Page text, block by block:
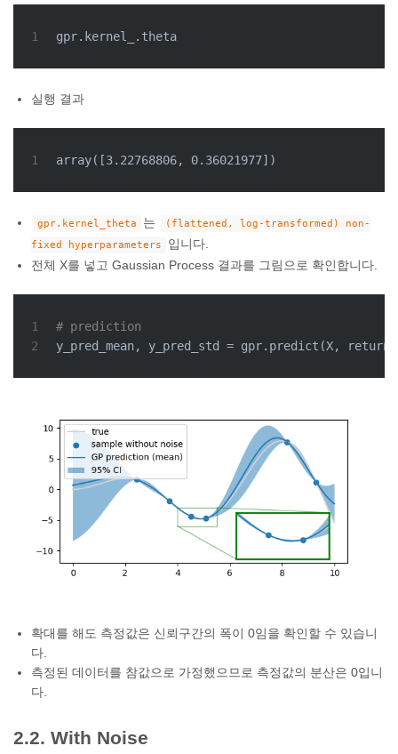
1 gpr.kernel_.theta
실행 결과
1 array([3.22768806, 0.36021977])
gpr.kernel_theta 는
(flattened, log-transformed) non-
fixed hyperparameters
입니다.
전체 X를 넣고 Gaussian Process 결과를 그림으로 확인합니다.
1
2
# prediction
y_pred_mean, y_pred_std = gpr.predict(X,
확대를 해도 측정값은 신뢰구간의 폭이 0임을 확인할 수 있습니
다.
측정된 데이터를 참값으로 가정했으므로 측정값의 분산은 0입니
다.
2.2. With Noise